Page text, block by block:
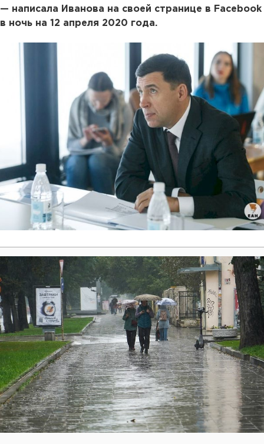
— написала Иванова на своей странице в Facebook
в ночь на 12 апреля 2020 года.